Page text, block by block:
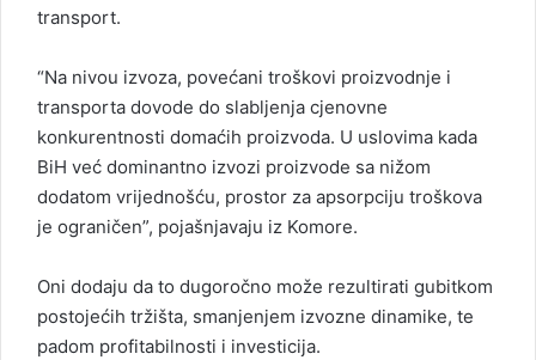
transport.
“Na nivou izvoza, povećani troškovi proizvodnje i
transporta dovode do slabljenja cjenovne
konkurentnosti domaćih proizvoda. U uslovima kada
BiH već dominantno izvozi proizvode sa nižom
dodatom vrijednošću, prostor za apsorpciju troškova
je ograničen”, pojašnjavaju iz Komore.
Oni dodaju da to dugoročno može rezultirati gubitkom
postojećih tržišta, smanjenjem izvozne dinamike, te
padom profitabilnosti i investicija.